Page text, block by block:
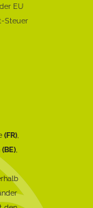
EU
Steuer
(FR),
(BE),